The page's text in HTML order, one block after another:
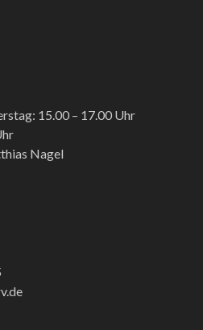
15.00 – 17.00 Uhr
Nagel